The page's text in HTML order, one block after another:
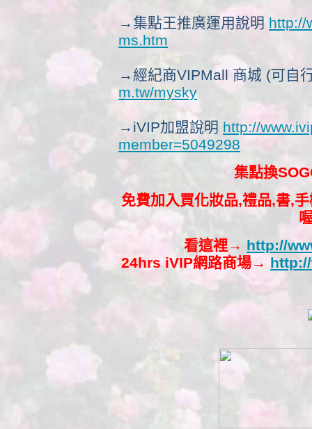
→集點王推廣運用說明 http://
ms.htm
→經紀商VIPMall 商城 (可自
m.tw/mysky
→iVIP加盟說明 http://
member=5049298
集點換
免費加入買化妝品,禮品,書,
看這裡→ http://
24hrs iVIP網路商場→